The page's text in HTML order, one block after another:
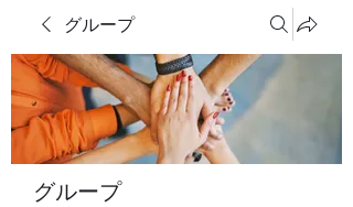
グループ
グループ